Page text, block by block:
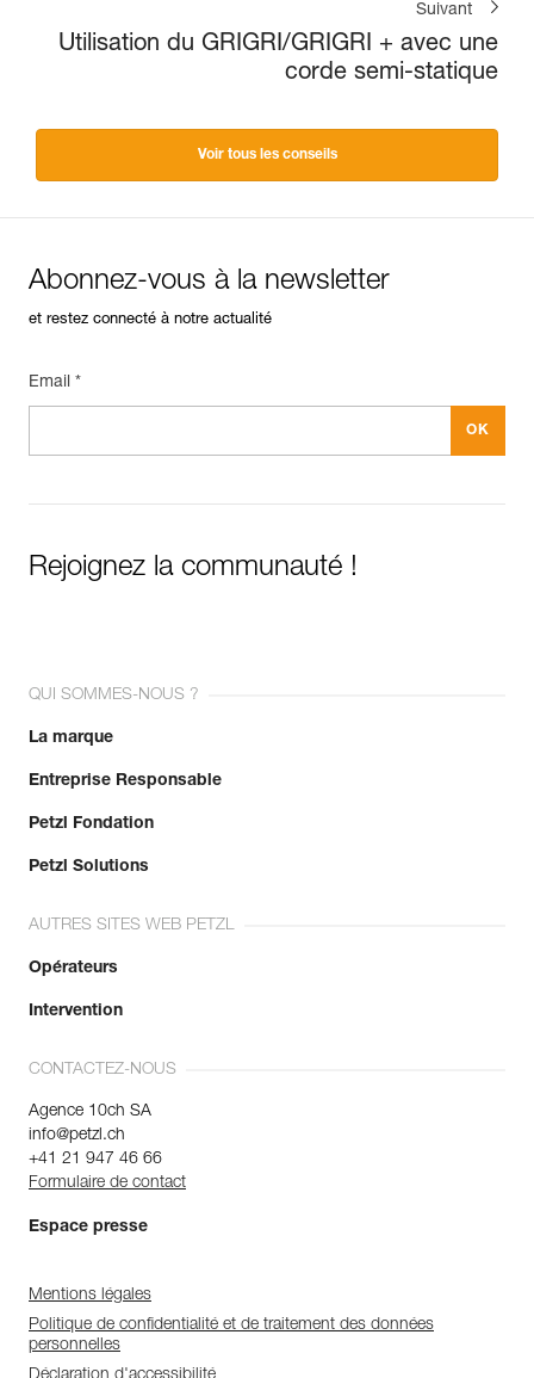
Suivant
Utilisation du GRIGRI/GRIGRI + avec une
corde semi-statique
Voir tous les conseils
Abonnez-vous à la newsletter
et restez connecté à notre actualité
Email *
Rejoignez la communauté !
QUI SOMMES-NOUS ?
La marque
Entreprise Responsable
Petzl Fondation
Petzl Solutions
AUTRES SITES WEB PETZL
Opérateurs
Intervention
CONTACTEZ-NOUS
Agence 10ch SA
info@petzl.ch
+41 21 947 46 66
Formulaire de contact
Espace presse
Mentions légales
Politique de confidentialité et de traitement des données
personnelles